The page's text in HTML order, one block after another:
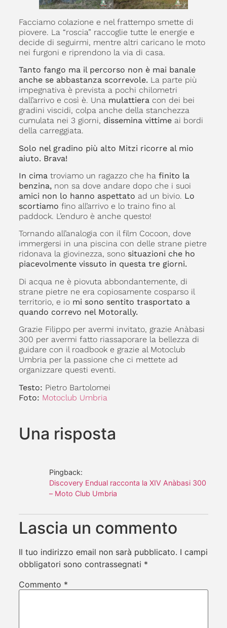
Facciamo colazione e nel frattempo smette di
piovere. La “roscia” raccoglie tutte le energie e
decide di seguirmi, mentre altri caricano le moto
nei furgoni e riprendono la via di casa.
Tanto fango ma il percorso non è mai banale
anche se abbastanza scorrevole. La parte più
impegnativa è prevista a pochi chilometri
dall’arrivo e così è. Una mulattieracon dei bei
gradini viscidi, colpa anche della stanchezza
cumulata nei 3 giorni, dissemina vittimeai bordi
della carreggiata.
Solo nel gradino più alto Mitzi ricorre al mio
aiuto. Brava!
In cimatroviamo un ragazzo che ha finito la
benzina,non sa dove andare dopo che i suoi
amici non lo hanno aspettato ad un bivio. Lo
scortiamo fino all’arrivo e lo traino fino al
paddock. L’enduro è anche questo!
Tornando all’analogia con il film Cocoon, dove
immergersi in una piscina con delle strane pietre
ridonava la giovinezza, sono situazioni che ho
piacevolmente vissuto in questa tre giorni.
Di acqua ne è piovuta abbondantemente, di
strane pietre ne era copiosamente cosparso il
territorio, e io mi sono sentito trasportato a
quando correvo nel Motorally.
Grazie Filippo per avermi invitato, grazie Anàbasi
300 per avermi fatto riassaporare la bellezza di
guidare con il roadbook e grazie al Motoclub
Umbria per la passione che ci mettete ad
organizzare questi eventi.
Testo: Pietro Bartolomei
Foto: Motoclub Umbria
Una risposta
Pingback:
Discovery Endual racconta la XIV Anàbasi 300
– Moto Club Umbria
Lascia un commento
Il tuo indirizzo email non sarà pubblicato. I campi
obbligatori sono contrassegnati *
Commento *